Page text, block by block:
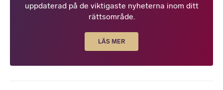
uppdaterad på de viktigaste nyheterna inom ditt
rättsområde.
LÄS MER